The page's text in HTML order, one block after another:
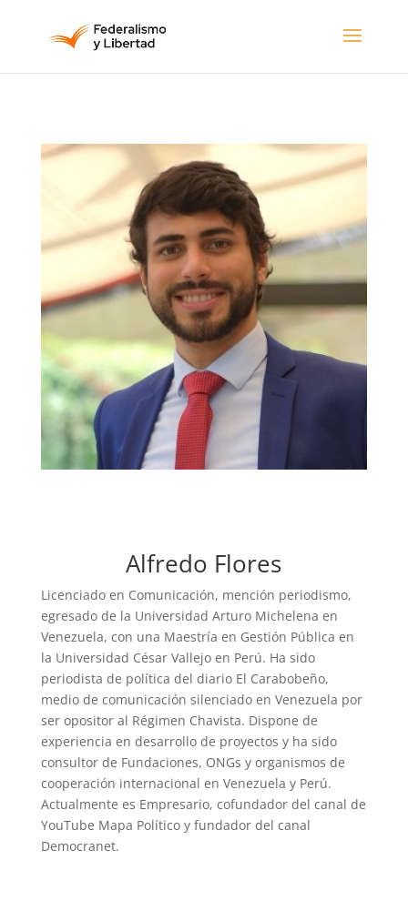
Alfredo Flores
Licenciado en Comunicación, mención periodismo,
egresado de la Universidad Arturo Michelena en
Venezuela, con una Maestría en Gestión Pública en
la Universidad César Vallejo en Perú. Ha sido
periodista de política del diario El Carabobeño,
medio de comunicación silenciado en Venezuela por
ser opositor al Régimen Chavista. Dispone de
experiencia en desarrollo de proyectos y ha sido
consultor de Fundaciones, ONGs y organismos de
cooperación internacional en Venezuela y Perú.
Actualmente es Empresario, cofundador del canal de
YouTube Mapa Político y fundador del canal
Democranet.